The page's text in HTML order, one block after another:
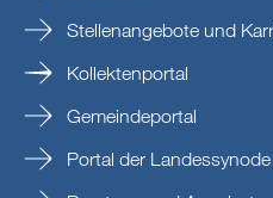
Stellenangebote und
Kollektenportal
Gemeindeportal
Portal der Landessynode